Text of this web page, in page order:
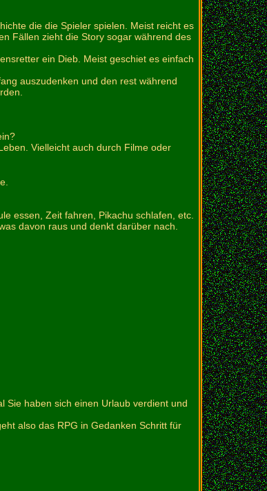
die die Spieler spielen. Meist reicht es
Fällen zieht die Story sogar während des
ein Dieb. Meist geschiet es einfach
auszudenken und den rest während
Vielleicht auch durch Filme oder
essen, Zeit fahren, Pikachu schlafen, etc.
davon raus und denkt darüber nach.
Sie haben sich einen Urlaub verdient und
also das RPG in Gedanken Schritt für